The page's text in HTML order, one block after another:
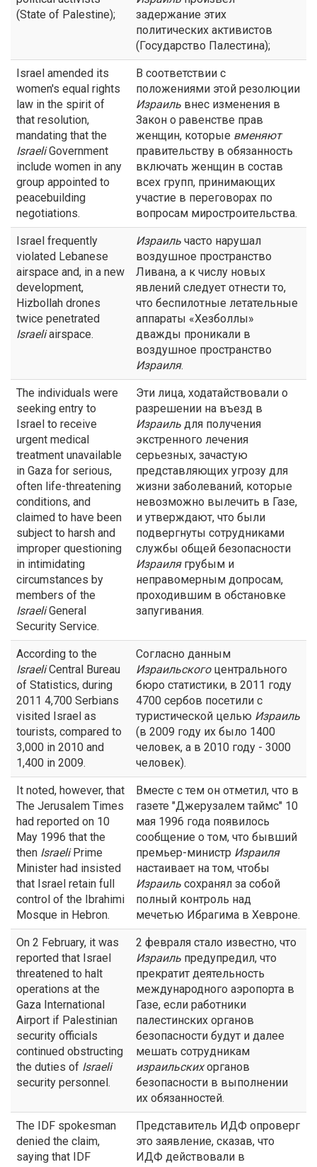
(State of Palestine);
задержание этих
политических активистов
(Государство Палестина);
Israel amended its
women's equal rights
law in the spirit of
that resolution,
mandating that the
IsraeliGovernment
include women in any
group appointed to
peacebuilding
negotiations.
В соответствии с
положениями этой резолюции
Израиль внес изменения в
Закон о равенстве прав
женщин, которые вменяют
правительству в обязанность
включать женщин в состав
всех групп, принимающих
участие в переговорах по
вопросам миростроительства.
Israel frequently
violated Lebanese
airspace and, in a new
development,
Hizbollah drones
twice penetrated
Israeliairspace.
Израиль часто нарушал
воздушное пространство
Ливана, а к числу новых
явлений следует отнести то,
что беспилотные летательные
аппараты «Хезболлы»
дважды проникали в
воздушное пространство
Израиля.
The individuals were
seeking entry to
Israel to receive
urgent medical
treatment unavailable
in Gaza for serious,
often life-threatening
conditions, and
claimed to have been
subject to harsh and
improper questioning
in intimidating
circumstances by
members of the
IsraeliGeneral
Security Service.
Эти лица, ходатайствовали о
разрешении на въезд в
Израиль для получения
экстренного лечения
серьезных, зачастую
представляющих угрозу для
жизни заболеваний, которые
невозможно вылечить в Газе,
и утверждают, что были
подвергнуты сотрудниками
службы общей безопасности
Израилягрубым и
неправомерным допросам,
проходившим в обстановке
запугивания.
According to the
IsraeliCentral Bureau
of Statistics, during
2011 4,700 Serbians
visited Israel as
tourists, compared to
3,000 in 2010 and
1,400 in 2009.
Согласно данным
Израильскогоцентрального
бюро статистики, в 2011 году
4700 сербов посетили с
туристической целью Израиль
(в 2009 году их было 1400
человек, а в 2010 году - 3000
человек).
It noted, however, that
The Jerusalem Times
had reported on 10
May 1996 that the
then IsraeliPrime
Minister had insisted
that Israel retain full
control of the Ibrahimi
Mosque in Hebron.
Вместе с тем он отметил, что в
газете "Джерузалем таймс" 10
мая 1996 года появилось
сообщение о том, что бывший
премьер-министр Израиля
настаивает на том, чтобы
Израиль сохранял за собой
полный контроль над
мечетью Ибрагима в Хевроне.
On 2 February, it was
reported that Israel
threatened to halt
operations at the
Gaza International
Airport if Palestinian
security officials
continued obstructing
the duties of Israeli
security personnel.
2 февраля стало известно, что
Израиль предупредил, что
прекратит деятельность
международного аэропорта в
Газе, если работники
палестинских органов
безопасности будут и далее
мешать сотрудникам
израильскихорганов
безопасности в выполнении
их обязанностей.
The IDF spokesman
denied the claim,
saying that IDF
Представитель ИДФ опроверг
это заявление, сказав, что
ИДФ действовали в